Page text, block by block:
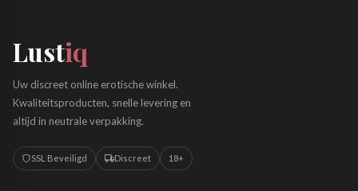
Lustiq
Uw discreet online erotische winkel.
Kwaliteitsproducten, snelle levering en
altijd in neutrale verpakking.
SSL Beveiligd Discreet 18+